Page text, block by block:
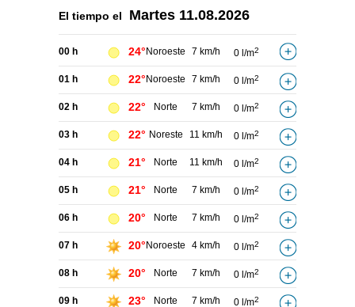
El tiempo el Martes 11.08.2026
00 h 24° Noroeste 7 km/h 0 l/m2
01 h 22° Noroeste 7 km/h 0 l/m2
02 h 22° Norte 7 km/h 0 l/m2
03 h 22° Noreste 11 km/h 0 l/m2
04 h 21° Norte 11 km/h 0 l/m2
05 h 21° Norte 7 km/h 0 l/m2
06 h 20° Norte 7 km/h 0 l/m2
07 h 20° Noroeste 4 km/h 0 l/m2
08 h 20° Norte 7 km/h 0 l/m2
09 h 23° Norte 7 km/h 0 l/m2